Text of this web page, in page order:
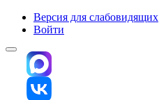
Версия для слабовидящих
Войти